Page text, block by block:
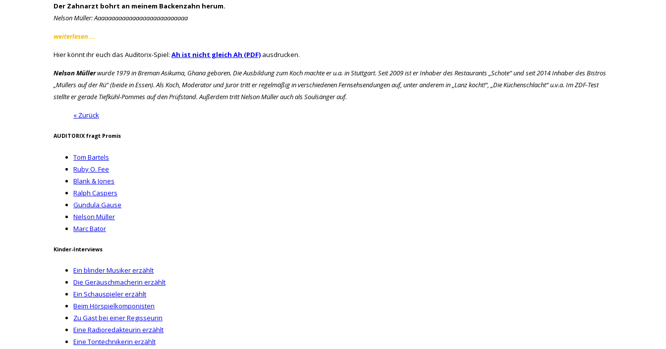
Der Zahnarzt bohrt an meinem Backenzahn herum.
Nelson Müller: Aaaaaaaaaaaaaaaaaaaaaaaaaaa
weiterlesen ...
Hier könnt ihr euch das Auditorix-Spiel: Ah ist nicht gleich Ah (PDF) ausdrucken.
Nelson Müllerwurde 1979 in Breman Asikuma, Ghana geboren. Die Ausbildung zum Koch machte er u.a. in Stuttgart. Seit 2009 ist er Inhaber des Restaurants „Schote“ und seit 2014 Inhaber des Bistros
„Müllers auf der Rü“ (beide in Essen). Als Koch, Moderator und Juror tritt er regelmäßig in verschiedenen Fernsehsendungen auf, unter anderem in „Lanz kocht!“, „Die Küchenschlacht“ u.v.a. Im ZDF-Test
stellte er gerade Tiefkühl-Pommes auf den Prüfstand. Außerdem tritt Nelson Müller auch als Soulsänger auf.
« Zurück
AUDITORIX fragt Promis
Tom Bartels
Ruby O. Fee
Blank & Jones
Ralph Caspers
Gundula Gause
Nelson Müller
Marc Bator
Kinder-Interviews
Ein blinder Musiker erzählt
Die Geräuschmacherin erzählt
Ein Schauspieler erzählt
Beim Hörspielkomponisten
Zu Gast bei einer Regisseurin
Eine Radioredakteurin erzählt
Eine Tontechnikerin erzählt